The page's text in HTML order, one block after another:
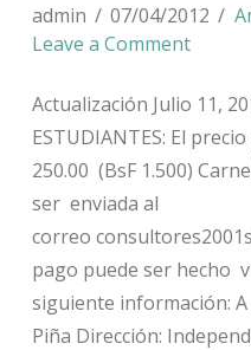
admin 07/04/2012
Leave a Comment
Actualización Julio 11,
ESTUDIANTES: El
250.00 (BsF 1.500)
ser enviada al
correo
pago puede ser hecho
siguiente información:
Piña Dirección: